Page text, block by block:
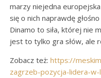
marzy niejedna
się o nich naprawdę
Dinamo to siła, której nie
jest to tylko gra słów, ale
Zobacz też: https://
zagrzeb-pozycja-lidera-